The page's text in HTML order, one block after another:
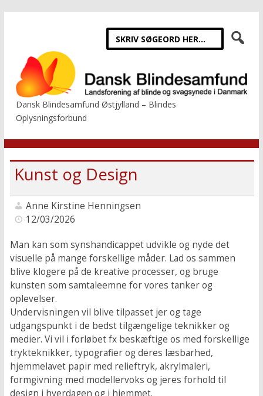
Dansk Blindesamfund Østjylland – Blindes
Oplysningsforbund
Kunst og Design
Anne Kirstine Henningsen
12/03/2026
Man kan som synshandicappet udvikle og nyde det
visuelle på mange forskellige måder. Lad os sammen
blive klogere på de kreative processer, og bruge
kunsten som samtaleemne for vores tanker og
oplevelser.
Undervisningen vil blive tilpasset jer og tage
udgangspunkt i de bedst tilgængelige teknikker og
medier. Vi vil i forløbet fx beskæftige os med forskellige
trykteknikker, typografier og deres læsbarhed,
hjemmelavet papir med relieftryk, akrylmaleri,
formgivning med modellervoks og jeres forhold til
design i hverdagen og i hjemmet.